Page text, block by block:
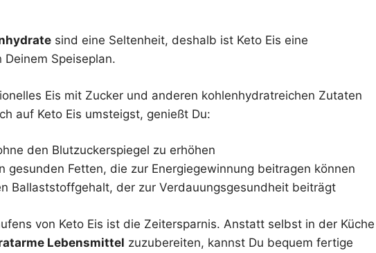
sind eine Seltenheit, deshalb ist Keto Eis eine
Speiseplan.
Eis mit Zucker und anderen kohlenhydratreichen Zutaten
auf Keto Eis umsteigst, genießt Du:
den Blutzuckerspiegel zu erhöhen
gesunden Fetten, die zur Energiegewinnung beitragen können
Ballaststoffgehalt, der zur Verdauungsgesundheit beiträgt
von Keto Eis ist die Zeitersparnis. Anstatt selbst in der Küche
Lebensmittel zuzubereiten, kannst Du bequem fertige